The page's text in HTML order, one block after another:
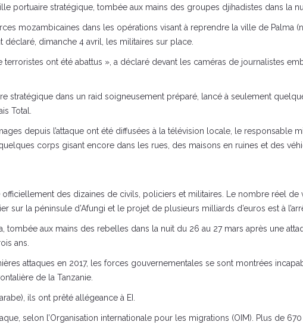
portuaire stratégique, tombée aux mains des groupes djihadistes dans la
mozambicaines dans les opérations visant à reprendre la ville de Palma
dimanche 4 avril, les militaires sur place.
terroristes ont été abattus », a déclaré devant les caméras de journalistes
stratégique dans un raid soigneusement préparé, lancé à seulement
Total.
depuis l’attaque ont été diffusées à la télévision locale, le responsable
corps gisant encore dans les rues, des maisons en ruines et des
officiellement des dizaines de civils, policiers et militaires. Le nombre réel de
sur la péninsule d’Afungi et le projet de plusieurs milliards d’euros est à
tombée aux mains des rebelles dans la nuit du 26 au 27 mars après une
ans.
attaques en 2017, les forces gouvernementales se sont montrées
de la Tanzanie.
ils ont prêté allégeance à EI.
selon l’Organisation internationale pour les migrations (OIM). Plus de